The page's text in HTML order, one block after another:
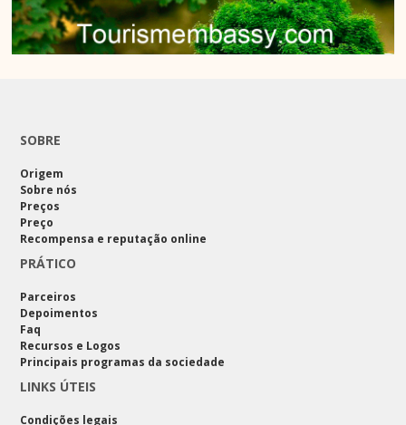
SOBRE
Origem
Sobre nós
Preços
Preço
Recompensa e reputação online
PRÁTICO
Parceiros
Depoimentos
Faq
Recursos e Logos
Principais programas da sociedade
LINKS ÚTEIS
Condições legais